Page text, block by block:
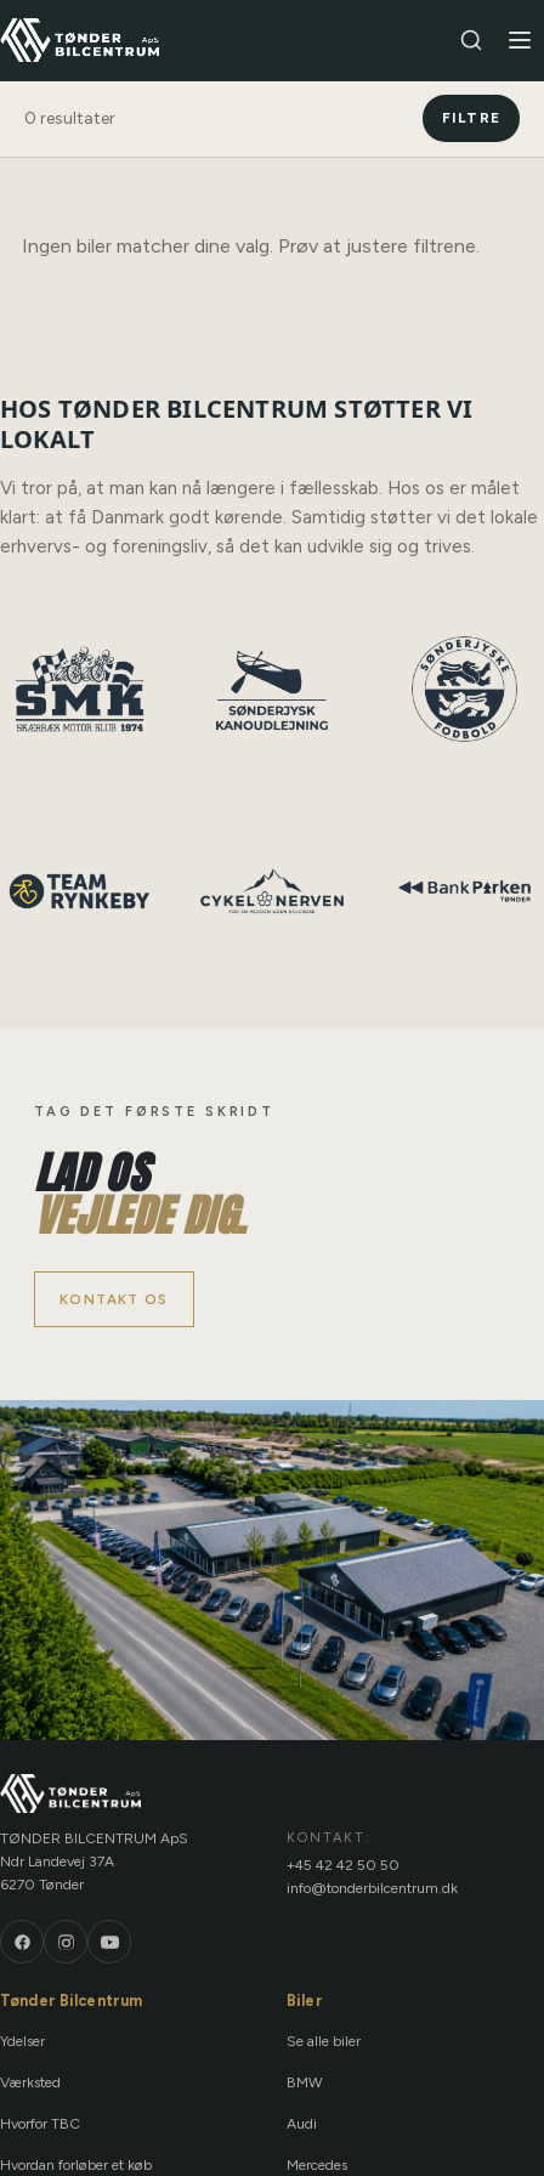
0 resultater FILTRE
Ingen biler matcher dine valg. Prøv at justere filtrene.
HOS TØNDER BILCENTRUM STØTTER VI
LOKALT
Vi tror på, at man kan nå længere i fællesskab. Hos os er målet
klart: at få Danmark godt kørende. Samtidig støtter vi det lokale
erhvervs- og foreningsliv, så det kan udvikle sig og trives.
TAG DET FØRSTE SKRIDT
LAD OS
VEJLEDE DIG.
KONTAKT OS
TØNDER BILCENTRUM ApS
Ndr Landevej 37A
6270 Tønder
KONTAKT:
+45 42 42 50 50
info@tonderbilcentrum.dk
Tønder Bilcentrum
Ydelser
Værksted
Hvorfor TBC
Hvordan forløber et køb
Biler
Se alle biler
BMW
Audi
Mercedes